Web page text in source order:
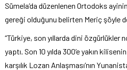
Sümela’da düzenlenen Ortodoks
gereği olduğunu belirten Meriç şöyle
“Türkiye, son yıllarda dini özgürlükler
yaptı. Son 10 yılda 300’e yakın
karşılık Lozan Anlaşması’nın